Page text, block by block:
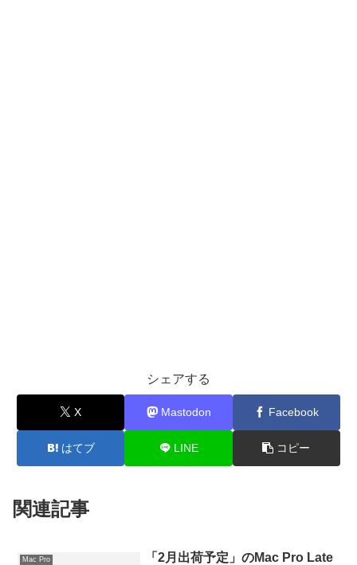
シェアする
X Mastodon Facebook
はてブ LINE コピー
関連記事
Mac Pro
「2月出荷予定」のMac Pro Late